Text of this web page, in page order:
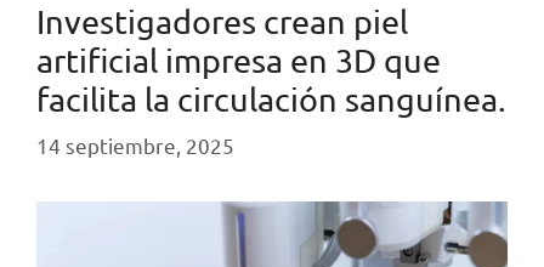
Investigadores crean piel
artificial impresa en 3D que
facilita la circulación sanguínea.
14 septiembre, 2025